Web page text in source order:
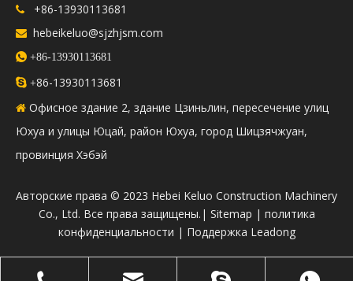
 +86-13930113681
 hebeikeluo@sjzhjsm.com
 +86-13930113681
 +86-13930113681
 Офисное здание 2, здание Цзиньлин, пересечение улиц
Юхуа и улицы Юцай, район Юхуа, город Шицзячжуан,
провинция Хэбэй
​Авторские права © 2023 Hebei Keluo Construction Machinery
Co., Ltd. Все права защищены.| Sitemap | политика
конфиденциальности | Поддержка Leadong